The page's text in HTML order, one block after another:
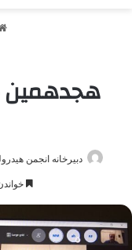
هجدهمین
دبیرخانه انجمن
خواندن این